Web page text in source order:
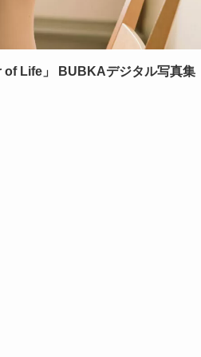
of Life」 BUBKAデジタル写真集